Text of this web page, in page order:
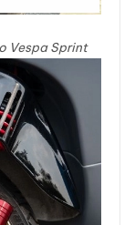
Vespa Sprint